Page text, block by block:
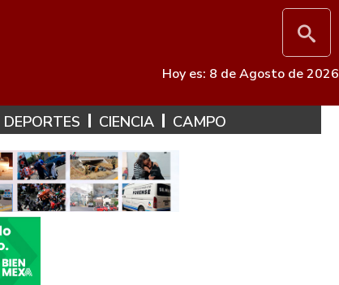
Hoy es: 8 de Agosto de 2026
DEPORTES CIENCIA CAMPO